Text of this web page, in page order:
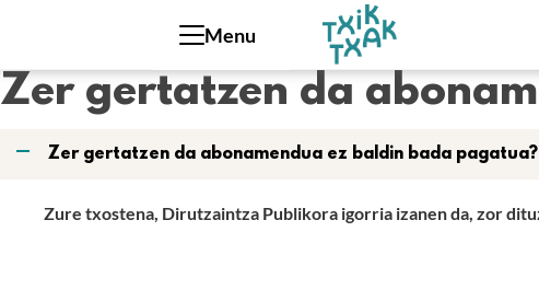
Menu
Zer gertatzen da
A Zer gertatzen da abonamendua ez baldin bada pagatua?
Zure txostena, Dirutzaintza Publikora igorria izanen da, zor